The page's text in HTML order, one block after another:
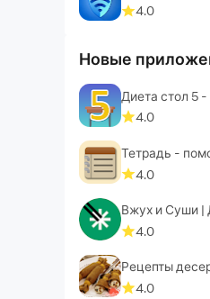
4.0
Новые
Диета стол 5
4.0
Тетрадь -
4.0
Вжух и Суши |
4.0
Рецепты
4.0